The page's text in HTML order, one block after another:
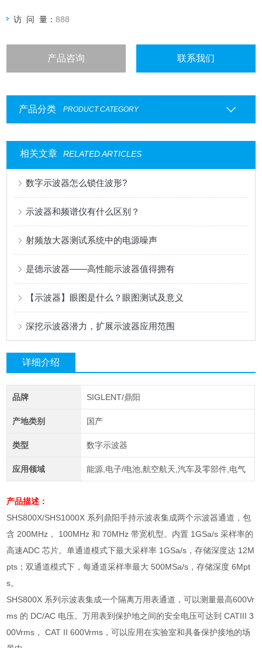
访 问 量：888
产品咨询 联系我们
产品分类 PRODUCT CATEGORY
相关文章 RELATED ARTICLES
数字示波器怎么锁住波形?
示波器和频谱仪有什么区别？
射频放大器测试系统中的电源噪声
是德示波器——高性能示波器值得拥有
【示波器】眼图是什么？眼图测试及意义
深挖示波器潜力，扩展示波器应用范围
详细介绍
品牌 SIGLENT/鼎阳
产地类别 国产
类型 数字示波器
应用领域 能源,电子/电池,航空航天,汽车及零部件,电气
产品描述：
SHS800X/SHS1000X 系列鼎阳手持示波表集成两个示波器通道，包
含 200MHz， 100MHz 和 70MHz 带宽机型。内置 1GSa/s 采样率的
高速ADC 芯片。单通道模式下最大采样率 1GSa/s，存储深度达 12M
pts；双通道模式下，每通道采样率最大 500MSa/s，存储深度 6Mpt
s。
SHS800X 系列示波表集成一个隔离万用表通道，可以测量最高600Vr
ms 的 DC/AC 电压。万用表到保护地之间的安全电压可达到 CATIII 3
00Vrms ， CAT II 600Vrms ，可以应用在实验室和具备保护接地的场